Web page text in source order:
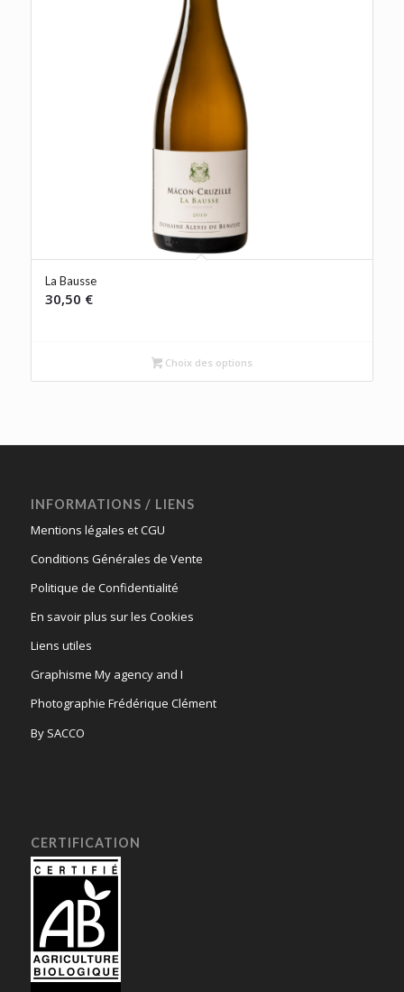
La Bausse
30,50 €
Choix des options
INFORMATIONS / LIENS
Mentions légales et CGU
Conditions Générales de Vente
Politique de Confidentialité
En savoir plus sur les Cookies
Liens utiles
Graphisme My agency and I
Photographie Frédérique Clément
By SACCO
CERTIFICATION